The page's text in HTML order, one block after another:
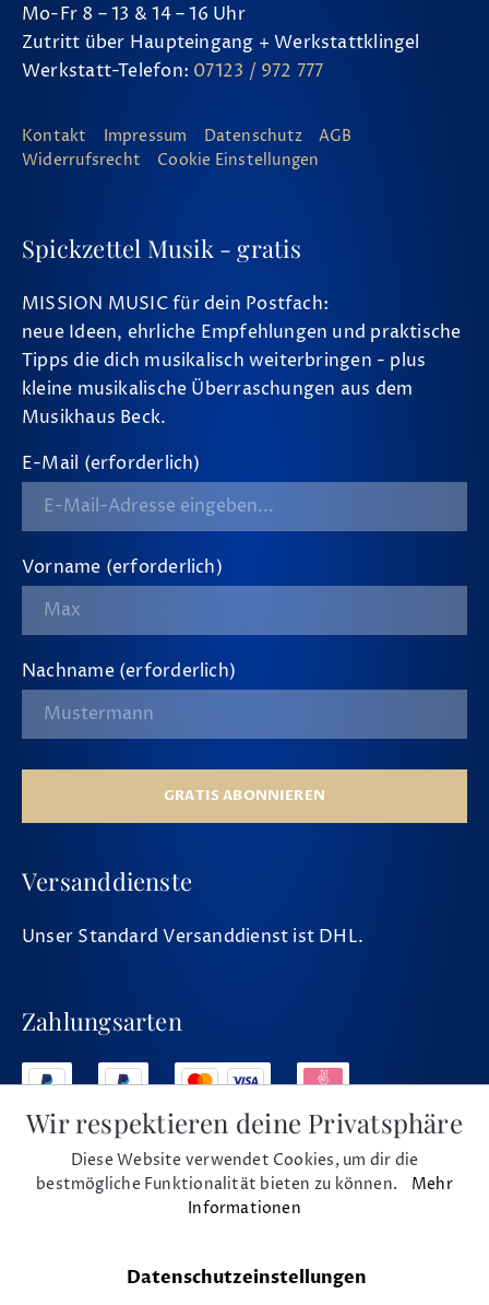
Mo-Fr 8 – 13 & 14 – 16 Uhr
Zutritt über Haupteingang + Werkstattklingel
Werkstatt-Telefon: 07123 / 972 777
Kontakt Impressum Datenschutz
AGB
Widerrufsrecht
Cookie Einstellungen
Spickzettel Musik - gratis
MISSION MUSIC für dein Postfach:
neue Ideen, ehrliche Empfehlungen und praktische
Tipps die dich musikalisch weiterbringen - plus
kleine musikalische Überraschungen aus dem
Musikhaus Beck.
E-Mail (erforderlich)
Vorname (erforderlich)
Nachname (erforderlich)
GRATIS ABONNIEREN
Versanddienste
Unser Standard Versanddienst ist DHL.
Zahlungsarten
Social Media
Wir respektieren deine Privatsphäre
Diese Website verwendet Cookies, um dir die
bestmögliche Funktionalität bieten zu können. Mehr
Informationen
Datenschutzeinstellungen